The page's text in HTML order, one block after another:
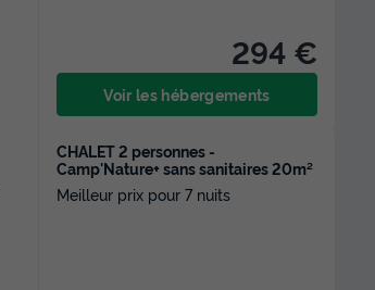
294 €
Voir les hébergements
CHALET 2 personnes -
Camp'Nature+ sans sanitaires 20m²
Meilleur prix pour 7 nuits